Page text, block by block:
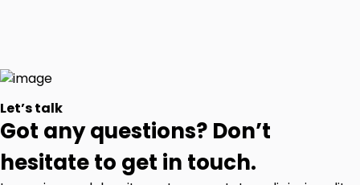
Let’s talk
Got any questions? Don’t
hesitate to get in touch.